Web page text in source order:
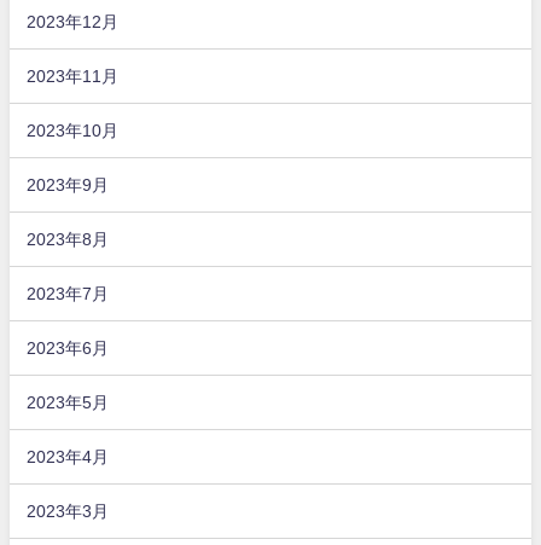
2023年12月
2023年11月
2023年10月
2023年9月
2023年8月
2023年7月
2023年6月
2023年5月
2023年4月
2023年3月